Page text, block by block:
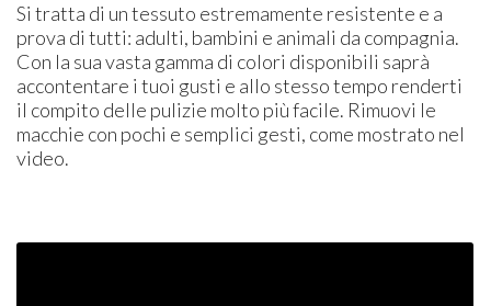
Si tratta di un tessuto estremamente resistente e a
prova di tutti: adulti, bambini e animali da compagnia.
Con la sua vasta gamma di colori disponibili saprà
accontentare i tuoi gusti e allo stesso tempo renderti
il compito delle pulizie molto più facile. Rimuovi le
macchie con pochi e semplici gesti, come mostrato nel
video.